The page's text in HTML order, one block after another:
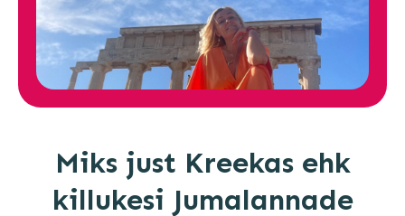
Miks just Kreekas ehk
killukesi Jumalannade